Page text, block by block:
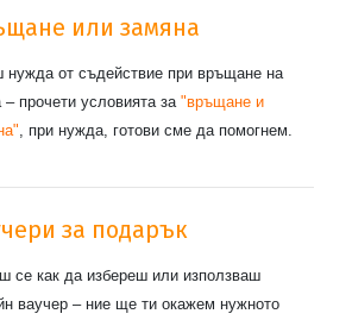
или замяна
нужда от съдействие при връщане на
– прочети условията за "връщане и
, при нужда, готови сме да помогнем.
за подарък
се как да избереш или използваш
ваучер – ние ще ти окажем нужното